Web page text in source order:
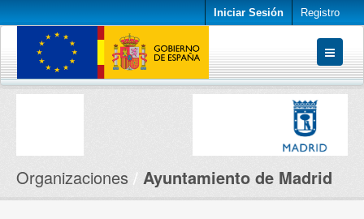
Iniciar Sesión Registro
Conjuntos de datos
Organizaciones Ayuntamiento de Madrid